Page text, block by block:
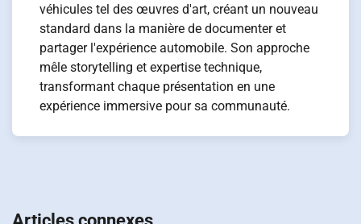
véhicules tel des œuvres d'art, créant un nouveau
standard dans la manière de documenter et
partager l'expérience automobile. Son approche
mêle storytelling et expertise technique,
transformant chaque présentation en une
expérience immersive pour sa communauté.
de